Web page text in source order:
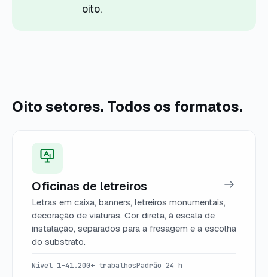
oito.
Oito setores. Todos os formatos.
Oficinas de letreiros
Letras em caixa, banners, letreiros monumentais,
decoração de viaturas. Cor direta, à escala de
instalação, separados para a fresagem e a escolha
do substrato.
Nível 1–41.200+ trabalhosPadrão 24 h